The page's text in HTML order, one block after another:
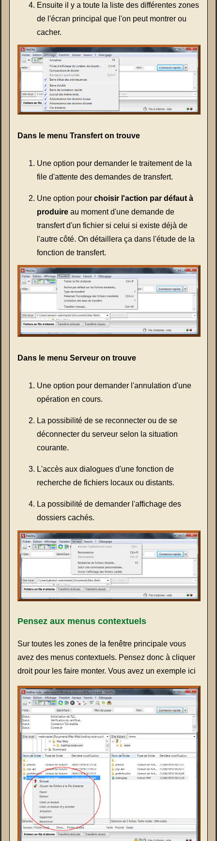
Ensuite il y a toute la liste des différentes zones
de l'écran principal que l'on peut montrer ou
cacher.
Dans le menu Transfert on trouve
Une option pour demander le traitement de la
file d'attente des demandes de transfert.
Une option pour choisir l'action par défaut à
produire au moment d'une demande de
transfert d'un fichier si celui si existe déjà de
l'autre côté. On détaillera ça dans l'étude de la
fonction de transfert.
Dans le menu Serveur on trouve
Une option pour demander l'annulation d'une
opération en cours.
La possibilité de se reconnecter ou de se
déconnecter du serveur selon la situation
courante.
L'accès aux dialogues d'une fonction de
recherche de fichiers locaux ou distants.
La possibilité de demander l'affichage des
dossiers cachés.
Pensez aux menus contextuels
Sur toutes les zones de la fenêtre principale vous
avez des menus contextuels. Pensez donc à cliquer
droit pour les faire monter. Vous avez un exemple ici